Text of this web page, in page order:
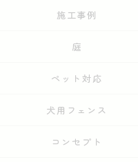
施工事例
庭
ペット対応
犬用フェンス
コンセプト